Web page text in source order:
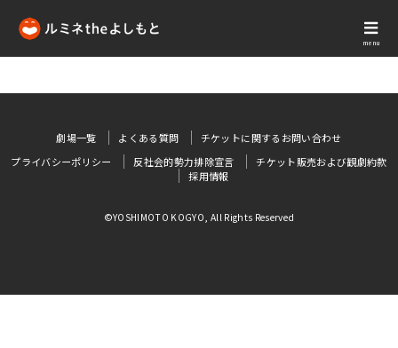
menu
劇場一覧 よくある質問
チケットに関するお問い合わせ
プライバシーポリシー
反社会的勢力排除宣言
チケット販売および観劇約款
採用情報
©YOSHIMOTO KOGYO, All Rights Reserved